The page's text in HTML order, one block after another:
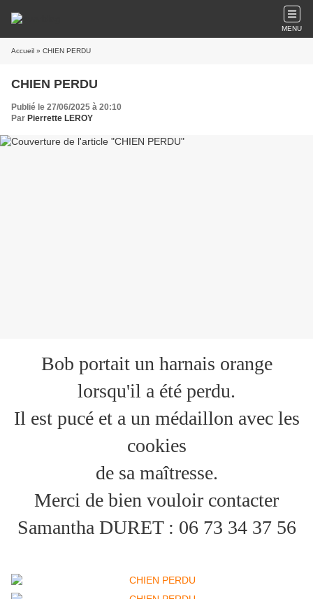
MENU
Accueil » CHIEN PERDU
CHIEN PERDU
Publié le 27/06/2025 à 20:10
Par Pierrette LEROY
Bob portait un harnais orange
lorsqu'il a été perdu.
Il est pucé et a un médaillon avec les
cookies
de sa maîtresse.
Merci de bien vouloir contacter
Samantha DURET : 06 73 34 37 56